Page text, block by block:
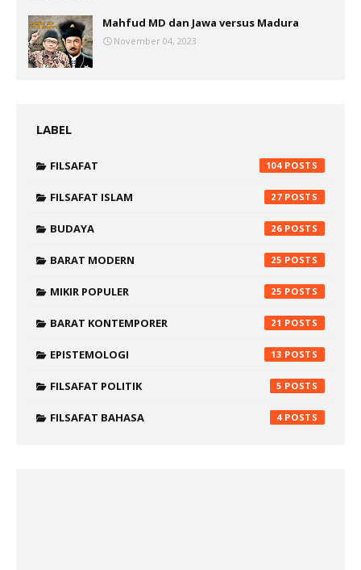
Mahfud MD dan Jawa versus Madura
November 04, 2023
LABEL
FILSAFAT 104
FILSAFAT ISLAM 27
BUDAYA 26
BARAT MODERN 25
MIKIR POPULER 25
BARAT KONTEMPORER 21
EPISTEMOLOGI 13
FILSAFAT POLITIK 5
FILSAFAT BAHASA 4